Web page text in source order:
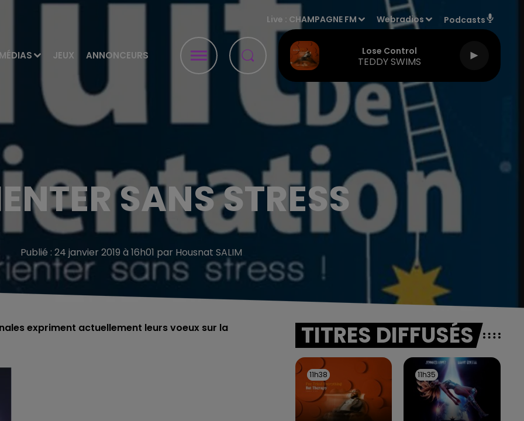
MÉDIAS JEUX ANNONCEURS
Live : CHAMPAGNE FM Webradios Podcasts
Lose Control
TEDDY SWIMS
SANS STRESS
Publié : 24 janvier 2019 à 16h01 par Housnat SALIM
expriment actuellement leurs voeux sur la TITRES DIFFUSÉS
11h38
11h38 11h35
11h35